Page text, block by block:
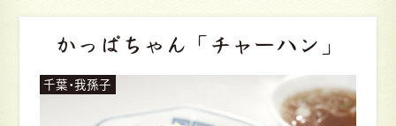
かっぱちゃん 「チャーハン」
千葉・我孫子